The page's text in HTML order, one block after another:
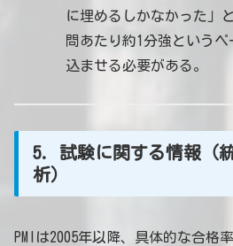
に埋めるしかなかった」
問あたり約1分強という
込ませる必要がある。
5. 試験に関する情報（
析）
PMIは2005年以降、具体的な合格